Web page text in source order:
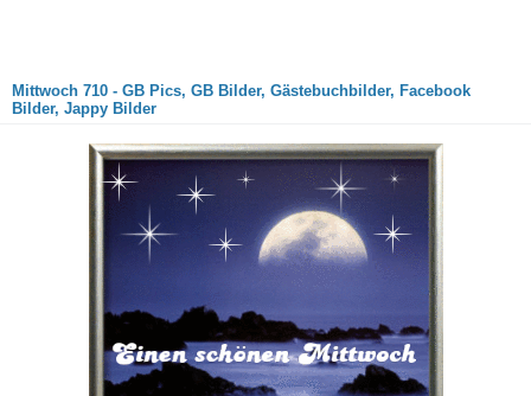
Mittwoch 710 - GB Pics, GB Bilder, Gästebuchbilder, Facebook
Bilder, Jappy Bilder